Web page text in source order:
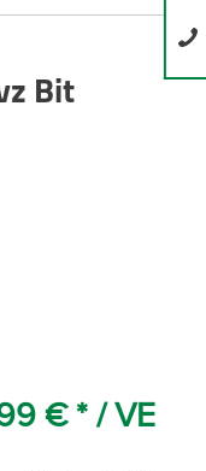
Bit
€ * / VE